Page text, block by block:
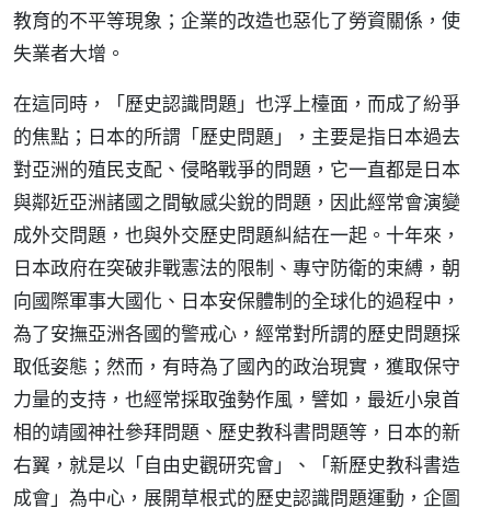
教育的不平等現象；企業的改造也惡化了勞資關係，使
失業者大增。
在這同時，「歷史認識問題」也浮上檯面，而成了紛爭
的焦點；日本的所謂「歷史問題」，主要是指日本過去
對亞洲的殖民支配、侵略戰爭的問題，它一直都是日本
與鄰近亞洲諸國之間敏感尖銳的問題，因此經常會演變
成外交問題，也與外交歷史問題糾結在一起。十年來，
日本政府在突破非戰憲法的限制、專守防衛的束縛，朝
向國際軍事大國化、日本安保體制的全球化的過程中，
為了安撫亞洲各國的警戒心，經常對所謂的歷史問題採
取低姿態；然而，有時為了國內的政治現實，獲取保守
力量的支持，也經常採取強勢作風，譬如，最近小泉首
相的靖國神社參拜問題、歷史教科書問題等，日本的新
右翼，就是以「自由史觀研究會」、「新歷史教科書造
成會」為中心，展開草根式的歷史認識問題運動，企圖